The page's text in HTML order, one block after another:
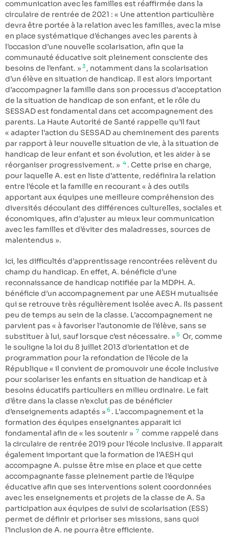
communication avec les familles est réaffirmée dans la
circulaire de rentrée de 2021 : « Une attention particulière
devra être portée à la relation avec les familles, avec la mise
en place systématique d’échanges avec les parents à
l’occasion d’une nouvelle scolarisation, afin que la
communauté éducative soit pleinement consciente des
besoins de l’enfant. » 3 , notamment dans la scolarisation
d’un élève en situation de handicap. Il est alors important
d’accompagner la famille dans son processus d’acceptation
de la situation de handicap de son enfant, et le rôle du
SESSAD est fondamental dans cet accompagnement des
parents. La Haute Autorité de Santé rappelle qu’il faut
« adapter l’action du SESSAD au cheminement des parents
par rapport à leur nouvelle situation de vie, à la situation de
handicap de leur enfant et son évolution, et les aider à se
réorganiser progressivement. » 4 . Cette prise en charge,
pour laquelle A. est en liste d’attente, redéfinira la relation
entre l’école et la famille en recourant « à des outils
apportant aux équipes une meilleure compréhension des
diversités découlant des différences culturelles, sociales et
économiques, afin d’ajuster au mieux leur communication
avec les familles et d’éviter des maladresses, sources de
malentendus ».
Ici, les difficultés d’apprentissage rencontrées relèvent du
champ du handicap. En effet, A. bénéficie d’une
reconnaissance de handicap notifiée par la MDPH. A.
bénéficie d’un accompagnement par une AESH mutualisée
qui se retrouve très régulièrement isolée avec A. Ils passent
peu de temps au sein de la classe. L’accompagnement ne
parvient pas « à favoriser l’autonomie de l’élève, sans se
substituer à lui, sauf lorsque c’est nécessaire. » 5 Or, comme
le souligne la loi du 8 juillet 2013 d’orientation et de
programmation pour la refondation de l’école de la
République « il convient de promouvoir une école inclusive
pour scolariser les enfants en situation de handicap et à
besoins éducatifs particuliers en milieu ordinaire. Le fait
d’être dans la classe n’exclut pas de bénéficier
d’enseignements adaptés » 6 . L’accompagnement et la
formation des équipes enseignantes apparait ici
fondamental afin de « les soutenir » 7 comme rappelé dans
la circulaire de rentrée 2019 pour l’école inclusive. Il apparait
également important que la formation de l’AESH qui
accompagne A. puisse être mise en place et que cette
accompagnante fasse pleinement partie de l’équipe
éducative afin que ses interventions soient coordonnées
avec les enseignements et projets de la classe de A. Sa
participation aux équipes de suivi de scolarisation (ESS)
permet de définir et prioriser ses missions, sans quoi
l’inclusion de A. ne pourra être efficiente.